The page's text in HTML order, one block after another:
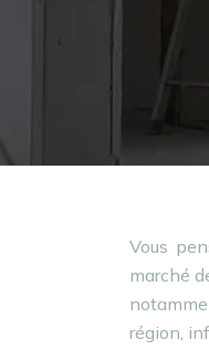
Vous
marché
région,